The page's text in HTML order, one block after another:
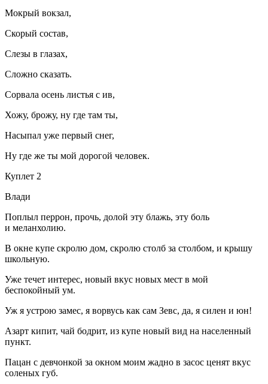
Мокрый вокзал,
Скорый состав,
Слезы в глазах,
Сложно сказать.
Сорвала осень листья с ив,
Хожу, брожу, ну где там ты,
Насыпал уже первый снег,
Ну где же ты мой дорогой человек.
Куплет 2
Влади
Поплыл перрон, прочь, долой эту блажь, эту боль
и меланхолию.
В окне купе скролю дом, скролю столб за столбом, и крышу
школьную.
Уже течет интерес, новый вкус новых мест в мой
беспокойный ум.
Уж я устрою замес, я ворвусь как сам Зевс, да, я силен и юн!
Азарт кипит, чай бодрит, из купе новый вид на населенный
пункт.
Пацан с девчонкой за окном моим жадно в засос ценят вкус
соленых губ.